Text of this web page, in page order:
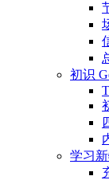
初识
学习